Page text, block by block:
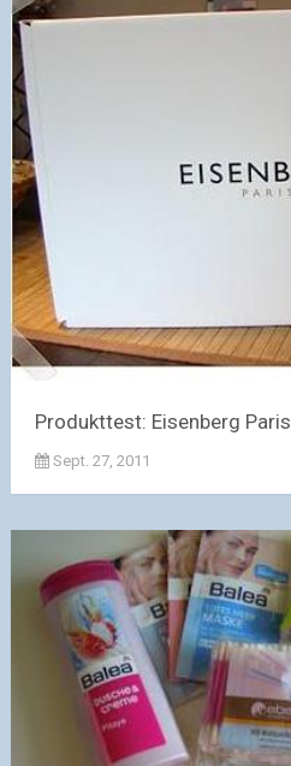
Produkttest: Eisenberg Paris
Sept. 27, 2011